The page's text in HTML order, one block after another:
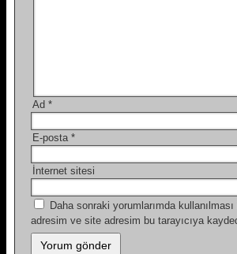
Ad *
E-posta *
İnternet sitesi
Daha sonraki yorumlarımda
adresim ve site adresim bu tarayıcıya